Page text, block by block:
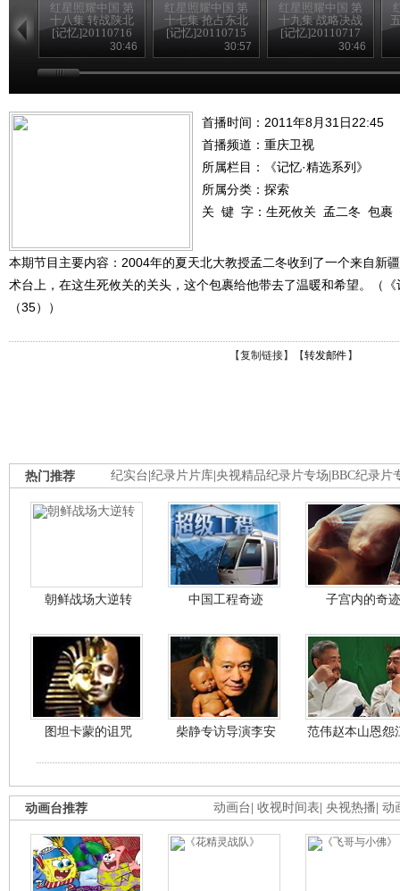
红星照耀中国 第
十八集 转战陕北
[记忆]20110716
30:46
红星照耀中国 第
十七集 抢占东北
[记忆]20110715
30:57
红星照耀中国 第
十九集 战略决战
[记忆]20110717
30:46
首播时间：2011年8月31日22:45
首播频道： 重庆卫视
所属栏目：
《记忆·精选系列》
所属分类：探索
关 键 字： 生死攸关 孟二冬 包裹
本期节目主要内容：2004年的夏天北大教授孟二冬收到了一个来自新
术台上，在这生死攸关的关头，这个包裹给他带去了温暖和希望。（
（35））
【复制链接】【转发邮件 】
纪实台 纪录片片库 央视精品纪录片专场 BBC纪录片
热门推荐
朝鲜战场大逆转 中国工程奇迹 子宫内的奇迹
图坦卡蒙的诅咒 柴静专访导演李安 范伟赵本山恩怨
动画台 收视时间表 央视热播 动
动画台推荐